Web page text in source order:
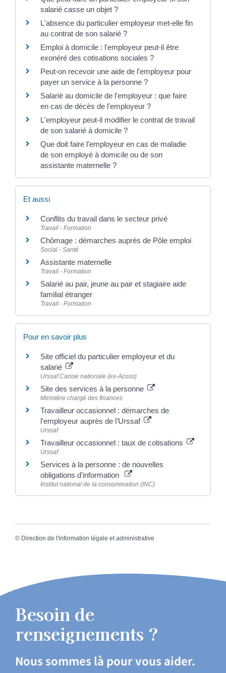
salarié casse un objet ?
L'absence du particulier employeur met-elle fin
au contrat de son salarié ?
Emploi à domicile : l'employeur peut-il être
exonéré des cotisations sociales ?
Peut-on recevoir une aide de l'employeur pour
payer un service à la personne ?
Salarié au domicile de l'employeur : que faire
en cas de décès de l'employeur ?
L'employeur peut-il modifier le contrat de travail
de son salarié à domicile ?
Que doit faire l'employeur en cas de maladie
de son employé à domicile ou de son
assistante maternelle ?
Et aussi
Conflits du travail dans le secteur privé
Travail - Formation
Chômage : démarches auprès de Pôle emploi
Social - Santé
Assistante maternelle
Travail - Formation
Salarié au pair, jeune au pair et stagiaire aide
familial étranger
Travail - Formation
Pour en savoir plus
Site officiel du particulier employeur et du
salarié
Urssaf Caisse nationale (ex-Acoss)
Site des services à la personne
Ministère chargé des finances
Travailleur occasionnel : démarches de
l'employeur auprès de l'Urssaf
Urssaf
Travailleur occasionnel : taux de cotisations
Urssaf
Services à la personne : de nouvelles
obligations d'information
Institut national de la consommation (INC)
© Direction de l'information légale et administrative
Besoin de
renseignements ?
Nous sommes là pour vous aider.